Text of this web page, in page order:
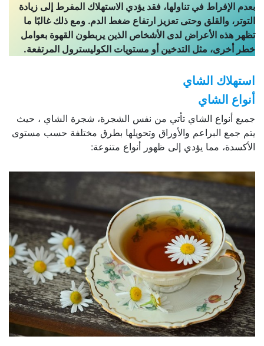
بعدم الإفراط في تناولها، فقد يؤدي الاستهلاك المفرط إلى زيادة
التوتر، والقلق وحتى تعزيز ارتفاع ضغط الدم. ومع ذلك غالبًا ما
تظهر هذه الأعراض لدى الأشخاص الذين يربطون القهوة بعوامل
خطر أخرى، مثل التدخين أو مستويات الكوليسترول المرتفعة.
استهلاك الشاي
أنواع الشاي
جميع أنواع الشاي تأتي من نفس الشجرة، شجرة الشاي ، حيث
يتم جمع البراعم والأوراق وتحويلها بطرق مختلفة حسب مستوى
الأكسدة، مما يؤدي إلى ظهور أنواع متنوعة: